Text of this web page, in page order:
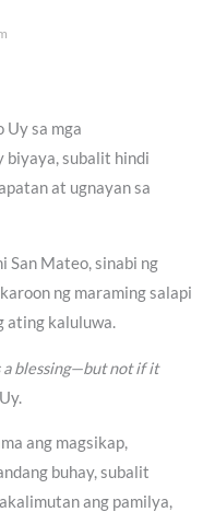
Uy sa mga
biyaya, subalit hindi
at ugnayan sa
San Mateo, sinabi ng
ng maraming salapi
ating kaluluwa.
a blessing—but not if it
ang magsikap,
buhay, subalit
ang pamilya,